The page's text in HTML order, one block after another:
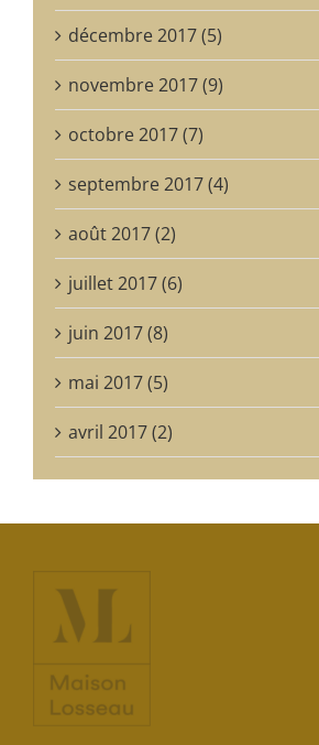
décembre 2017 (5)
novembre 2017 (9)
octobre 2017 (7)
septembre 2017 (4)
août 2017 (2)
juillet 2017 (6)
juin 2017 (8)
mai 2017 (5)
avril 2017 (2)